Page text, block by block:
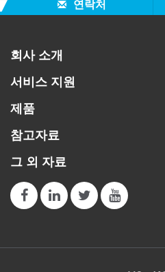
연락처
회사 소개
서비스 지원
제품
참고자료
그 외 자료